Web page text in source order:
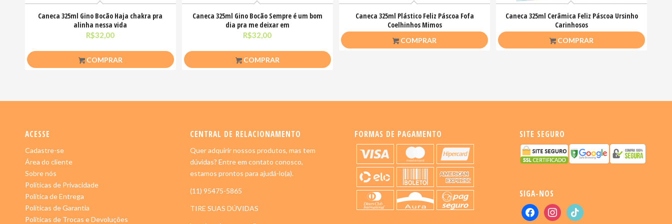
Caneca 325ml Gino Bocão Haja chakra pra
alinha nessa vida
R$32,00
COMPRAR
Caneca 325ml Gino Bocão Sempre é um bom
dia pra me deixar em
R$32,00
COMPRAR
Caneca 325ml Plástico Feliz Páscoa Fofa
Coelhinhos Mimos
COMPRAR
Caneca 325ml Cerâmica Feliz Páscoa Ursinho
Carinhosos
COMPRAR
ACESSE
Cadastre-se
Área do cliente
Sobre nós
Políticas de Privacidade
Política de Entrega
Políticas de Garantia
Políticas de Trocas e Devoluções
CENTRAL DE RELACIONAMENTO
Quer adquirir nossos produtos, mas tem
dúvidas? Entre em contato conosco,
estamos prontos para ajudá-lo(a).
(11) 95475-5865
TIRE SUAS DÚVIDAS
FORMAS DE PAGAMENTO SITE SEGURO
SIGA-NOS